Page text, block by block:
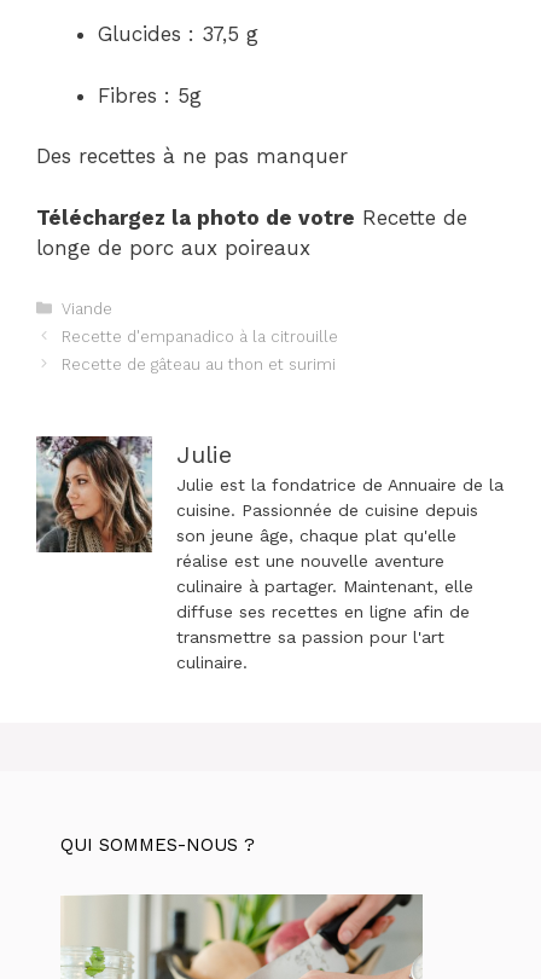
Glucides : 37,5 g
Fibres : 5g
Des recettes à ne pas manquer
Téléchargez la photo de votre Recette de
longe de porc aux poireaux
Catégories
Viande
Navigation
des
Recette d'empanadico à la citrouille
Recette de gâteau au thon et surimi
Julie
Julie est la fondatrice de Annuaire de la
cuisine. Passionnée de cuisine depuis
son jeune âge, chaque plat qu'elle
réalise est une nouvelle aventure
culinaire à partager. Maintenant, elle
diffuse ses recettes en ligne afin de
transmettre sa passion pour l'art
culinaire.
QUI SOMMES-NOUS ?